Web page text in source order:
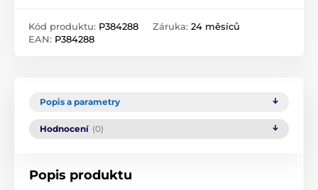
Kód produktu: P384288
EAN: P384288
Záruka: 24 měsíců
Popis a parametry
Hodnocení (0)
Popis produktu